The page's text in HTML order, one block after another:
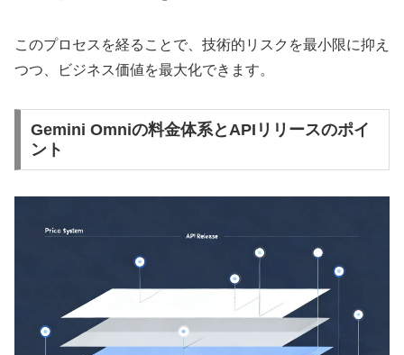
このプロセスを経ることで、技術的リスクを最小限に抑え
つつ、ビジネス価値を最大化できます。
Gemini Omniの料金体系とAPIリリースのポイ
ント